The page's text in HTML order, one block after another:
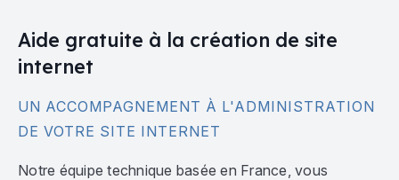
Aide gratuite à la création de site
internet
UN ACCOMPAGNEMENT À L'ADMINISTRATION
DE VOTRE SITE INTERNET
Notre équipe technique basée en France, vous